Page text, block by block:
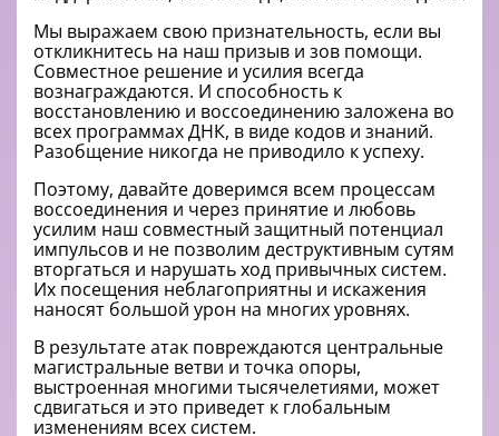
Мы выражаем свою признательность, если вы
откликнитесь на наш призыв и зов помощи.
Совместное решение и усилия всегда
вознаграждаются. И способность к
восстановлению и воссоединению заложена во
всех программах ДНК, в виде кодов и знаний.
Разобщение никогда не приводило к успеху.
Поэтому, давайте доверимся всем процессам
воссоединения и через принятие и любовь
усилим наш совместный защитный потенциал
импульсов и не позволим деструктивным сутям
вторгаться и нарушать ход привычных систем.
Их посещения неблагоприятны и искажения
наносят большой урон на многих уровнях.
В результате атак повреждаются центральные
магистральные ветви и точка опоры,
выстроенная многими тысячелетиями, может
сдвигаться и это приведет к глобальным
изменениям всех систем.